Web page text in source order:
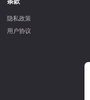
隐私政策
用户协议